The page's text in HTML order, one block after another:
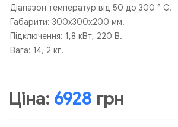
Діапазон температур від 50 до 300 ° С.
Габарити: 300х300х200 мм.
Підключення: 1,8 кВт, 220 В.
Вага: 14, 2 кг.
Ціна: 6928 грн